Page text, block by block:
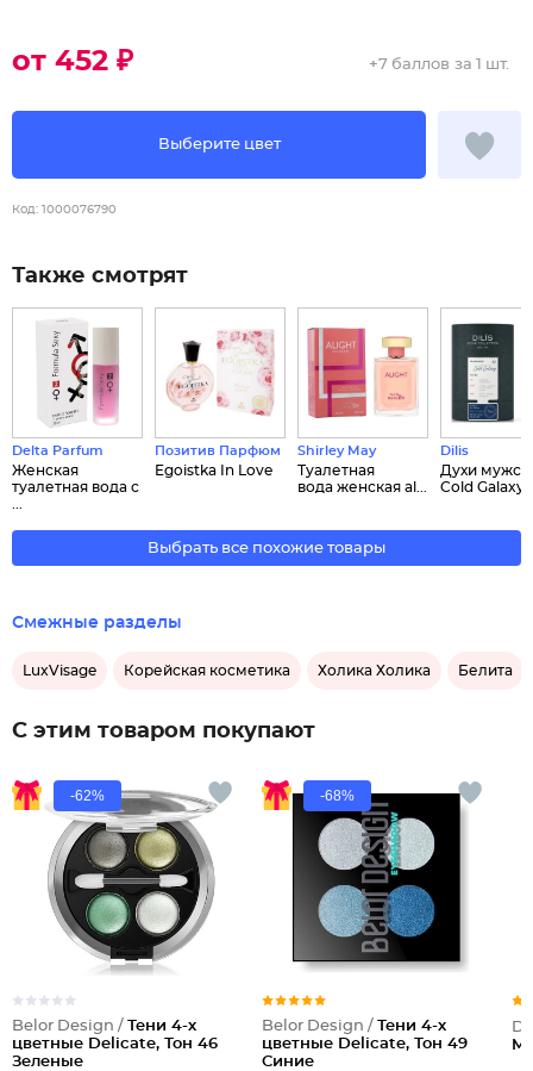
от 452 ₽
Выберите цвет
+7 баллов за 1 шт.
Код: 1000076790
Также смотрят
Delta Parfum
Женская
туалетная вода с
Позитив Парфюм
Egoistka In Love
Shirley May
Туалетная
вода женская al...
Dilis
Духи
Cold
Выбрать все похожие товары
Смежные разделы
LuxVisage Корейская косметика Холика Холика Белита
С этим товаром покупают
-62%
Belor Design / Тени 4-х
цветные Delicate, Тон 46
Зеленые
-68%
Belor Design / Тени 4-х
цветные Delicate, Тон 49
Синие